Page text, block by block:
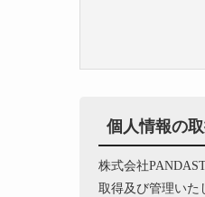
個人情報の
株式会社
取得及び管理いた